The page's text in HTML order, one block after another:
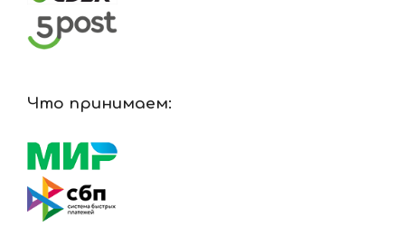
Что принимаем: